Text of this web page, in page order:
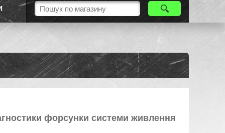
форсунки системи живлення